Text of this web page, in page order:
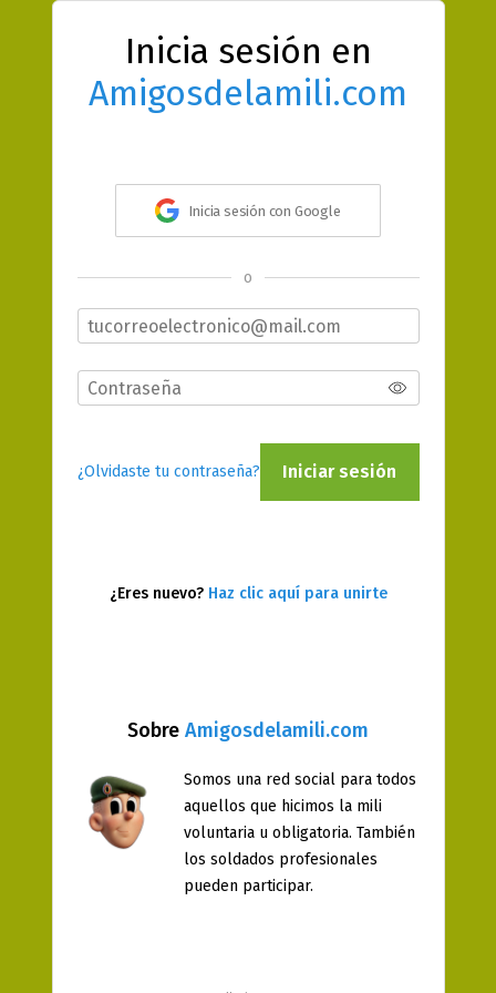
Sobre Amigosdelamili.com
Somos una red social para todos
aquellos que hicimos la mili
voluntaria u obligatoria. También
los soldados profesionales
pueden participar.
Inicia sesión en
Amigosdelamili.com
Inicia sesión con Google
o
¿Olvidaste tu contraseña? Iniciar sesión
¿Eres nuevo? Haz clic aquí para unirte